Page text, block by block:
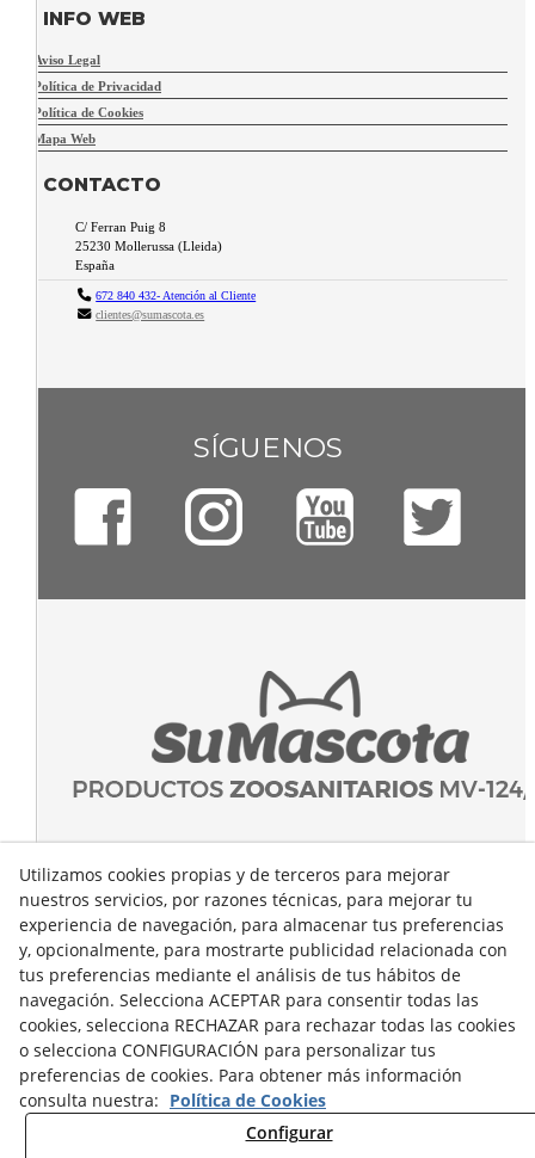
INFO WEB
Aviso Legal
Política de Privacidad
Política de Cookies
Mapa Web
CONTACTO
C/ Ferran Puig 8
25230 Mollerussa (Lleida)
España
672 840 432- Atención al Cliente
clientes@sumascota.es
SÍGUENOS
Utilizamos cookies propias y de terceros para mejorar
nuestros servicios, por razones técnicas, para mejorar tu
experiencia de navegación, para almacenar tus preferencias
y, opcionalmente, para mostrarte publicidad relacionada con
tus preferencias mediante el análisis de tus hábitos de
navegación. Selecciona ACEPTAR para consentir todas las
cookies, selecciona RECHAZAR para rechazar todas las cookies
o selecciona CONFIGURACIÓN para personalizar tus
preferencias de cookies. Para obtener más información
consulta nuestra: Política de Cookies
Configurar